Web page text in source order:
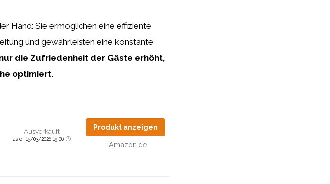
Hand: Sie ermöglichen eine effiziente
und gewährleisten eine konstante
die Zufriedenheit der Gäste erhöht,
optimiert.
Ausverkauft
as of 15/03/2026 19:06
Produkt anzeigen
Amazon.de